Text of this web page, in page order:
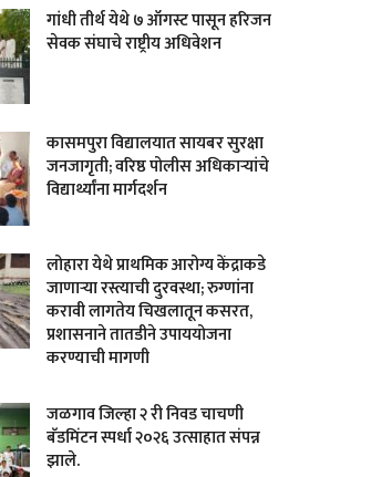
गांधी तीर्थ येथे ७ ऑगस्ट पासून हरिजन
सेवक संघाचे राष्ट्रीय अधिवेशन
कासमपुरा विद्यालयात सायबर सुरक्षा
जनजागृती; वरिष्ठ पोलीस अधिकाऱ्यांचे
विद्यार्थ्यांना मार्गदर्शन
लोहारा येथे प्राथमिक आरोग्य केंद्राकडे
जाणाऱ्या रस्त्याची दुरवस्था; रुग्णांना
करावी लागतेय चिखलातून कसरत,
प्रशासनाने तातडीने उपाययोजना
करण्याची मागणी
जळगाव जिल्हा २ री निवड चाचणी
बॅडमिंटन स्पर्धा २०२६ उत्साहात संपन्न
झाले.